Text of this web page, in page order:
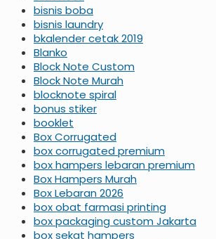
bisnis boba
bisnis laundry
bkalender cetak 2019
Blanko
Block Note Custom
Block Note Murah
blocknote spiral
bonus stiker
booklet
Box Corrugated
box corrugated premium
box hampers lebaran premium
Box Hampers Murah
Box Lebaran 2026
box obat farmasi printing
box packaging custom Jakarta
box sekat hampers